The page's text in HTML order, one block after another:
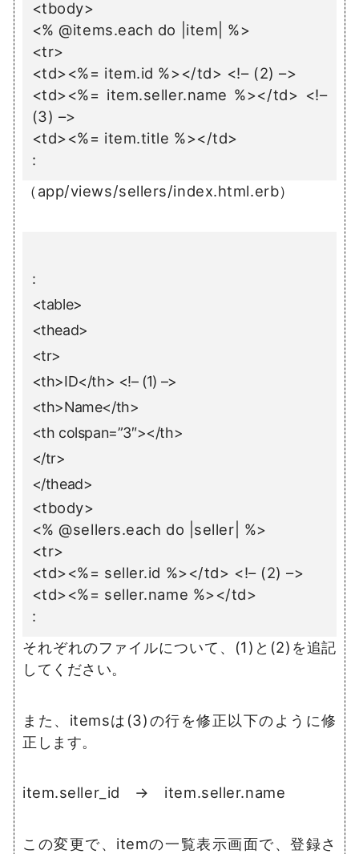
<tbody>
<% @items.each do |item| %>
<tr>
<td><%= item.id %></td> <!– (2) –>
<td><%= item.seller.name %></td> <!–
(3) –>
<td><%= item.title %></td>
:
（app/views/sellers/index.html.erb）
:
<table>
<thead>
<tr>
<th>ID</th> <!– (1) –>
<th>Name</th>
<th colspan=”3″></th>
</tr>
</thead>
<tbody>
<% @sellers.each do |seller| %>
<tr>
<td><%= seller.id %></td> <!– (2) –>
<td><%= seller.name %></td>
:
それぞれのファイルについて、(1)と(2)を追記
してください。
また、itemsは(3)の行を修正以下のように修
正します。
item.seller_id → item.seller.name
この変更で、itemの一覧表示画面で、登録さ